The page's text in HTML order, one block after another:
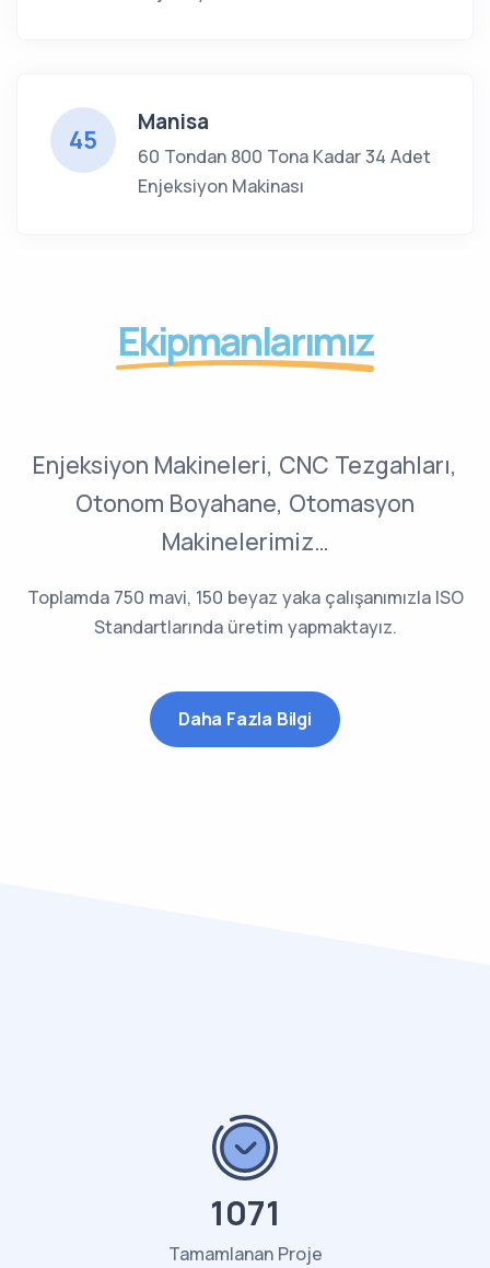
Ekipmanlarımız
Enjeksiyon Makineleri, CNC Tezgahları,
Otonom Boyahane, Otomasyon
Makinelerimiz…
Toplamda 750 mavi, 150 beyaz yaka çalışanımızla ISO
Standartlarında üretim yapmaktayız.
Daha Fazla Bilgi
45
Manisa
60 Tondan 800 Tona Kadar 34 Adet
Enjeksiyon Makinası
1071
Tamamlanan Proje